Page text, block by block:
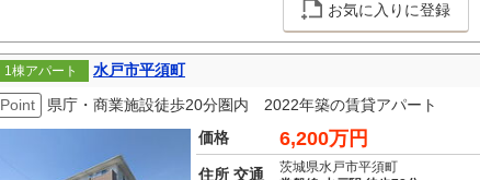
お気に入りに登録
1棟アパート
水戸市平須町
Point
県庁・商業施設徒歩20分圏内 2022年築の賃貸アパート
価格
6,200万円
住所 交通
茨城県水戸市平須町